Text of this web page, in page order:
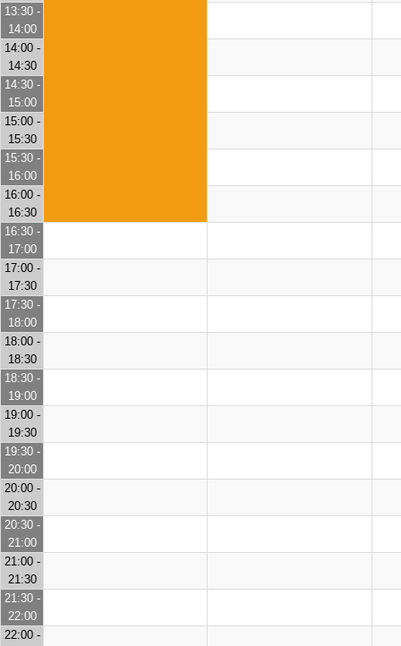
13:30 -
14:00
14:00 -
14:30
14:30 -
15:00
15:00 -
15:30
15:30 -
16:00
16:00 -
16:30
16:30 -
17:00
17:00 -
17:30
17:30 -
18:00
18:00 -
18:30
18:30 -
19:00
19:00 -
19:30
19:30 -
20:00
20:00 -
20:30
20:30 -
21:00
21:00 -
21:30
21:30 -
22:00
22:00 -